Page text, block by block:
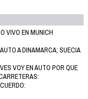
VIVO EN MUNICH
A DINAMARCA; SUECIA
VOY EN AUTO POR QUE